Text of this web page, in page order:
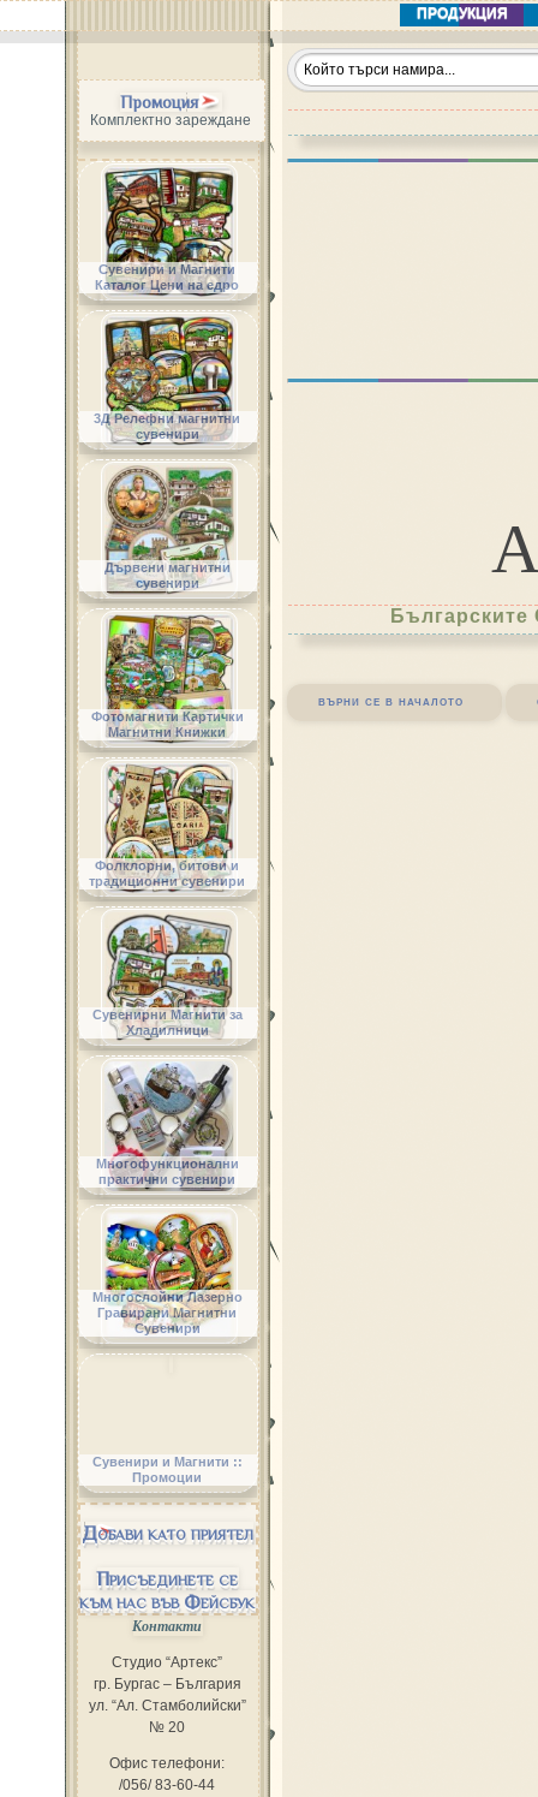
ПРОДУКЦИЯ
върни се в началото
Промоция
Комплектно зареждане
Сувенири и Магнити
Каталог Цени на едро
3Д Релефни магнитни
сувенири
Дървени магнитни
сувенири
Фотомагнити Картички
Магнитни Книжки
Фолклорни, битови и
традиционни сувенири
Сувенирни Магнити за
Хладилници
Многофункционални
практични сувенири
Многослойни Лазерно
Гравирани Магнитни
Сувенири
Сувенири и Магнити ::
Промоции
Добави като приятел
Присъединете се
към нас във Фейсбук
Контакти
Студио “Артекс”
гр. Бургас – България
ул. “Ал. Стамболийски”
№ 20
Офис телефони:
/056/ 83-60-44